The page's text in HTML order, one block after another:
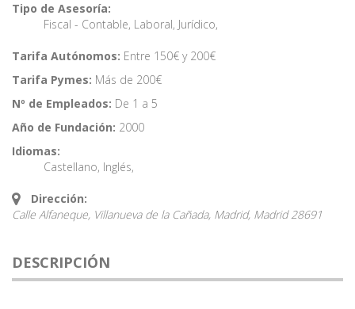
Tipo de Asesoría:
Fiscal - Contable, Laboral, Jurídico,
Tarifa Autónomos: Entre 150€ y 200€
Tarifa Pymes: Más de 200€
Nº de Empleados: De 1 a 5
Año de Fundación: 2000
Idiomas:
Castellano, Inglés,
Dirección:
Calle Alfaneque, Villanueva de la Cañada, Madrid, Madrid 28691
DESCRIPCIÓN